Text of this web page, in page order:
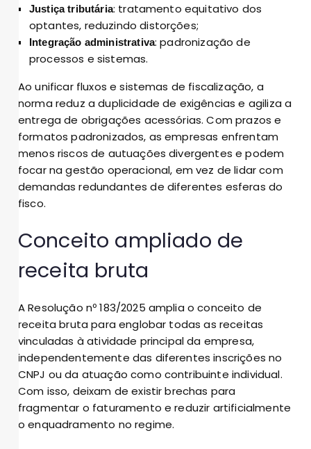
Justiça tributária: tratamento equitativo dos
optantes, reduzindo distorções;
Integração administrativa: padronização de
processos e sistemas.
Ao unificar fluxos e sistemas de fiscalização, a
norma reduz a duplicidade de exigências e agiliza a
entrega de obrigações acessórias. Com prazos e
formatos padronizados, as empresas enfrentam
menos riscos de autuações divergentes e podem
focar na gestão operacional, em vez de lidar com
demandas redundantes de diferentes esferas do
fisco.
Conceito ampliado de
receita bruta
A Resolução nº 183/2025 amplia o conceito de
receita bruta para englobar todas as receitas
vinculadas à atividade principal da empresa,
independentemente das diferentes inscrições no
CNPJ ou da atuação como contribuinte individual.
Com isso, deixam de existir brechas para
fragmentar o faturamento e reduzir artificialmente
o enquadramento no regime.